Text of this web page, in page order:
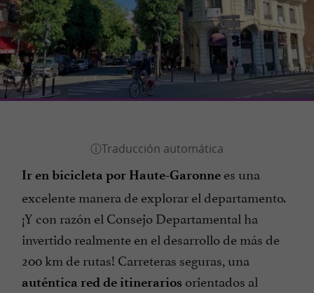
Ir en bicicleta por Haute-Garonne es una
excelente manera de explorar el departamento.
¡Y con razón el Consejo Departamental ha
invertido realmente en el desarrollo de más de
200 km de rutas! Carreteras seguras, una
auténtica red de itinerarios orientados al